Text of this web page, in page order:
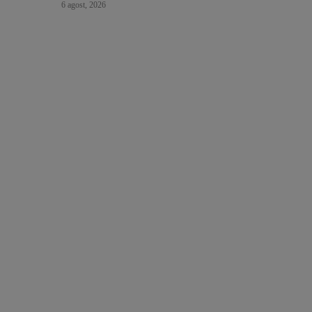
6 agost, 2026